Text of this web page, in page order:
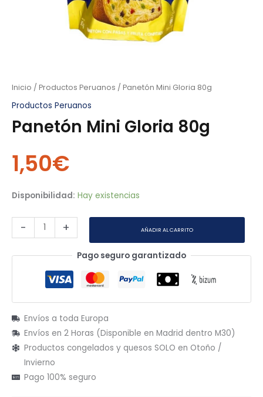
Inicio / Productos Peruanos / Panetón Mini Gloria 80g
Productos Peruanos
Panetón Mini Gloria 80g
1,50€
Disponibilidad: Hay existencias
- + AÑADIR AL CARRITO
Pago seguro garantizado
Envíos a toda Europa
Envíos en 2 Horas (Disponible en Madrid dentro M30)
Productos congelados y quesos SOLO en Otoño /
Invierno
Pago 100% seguro